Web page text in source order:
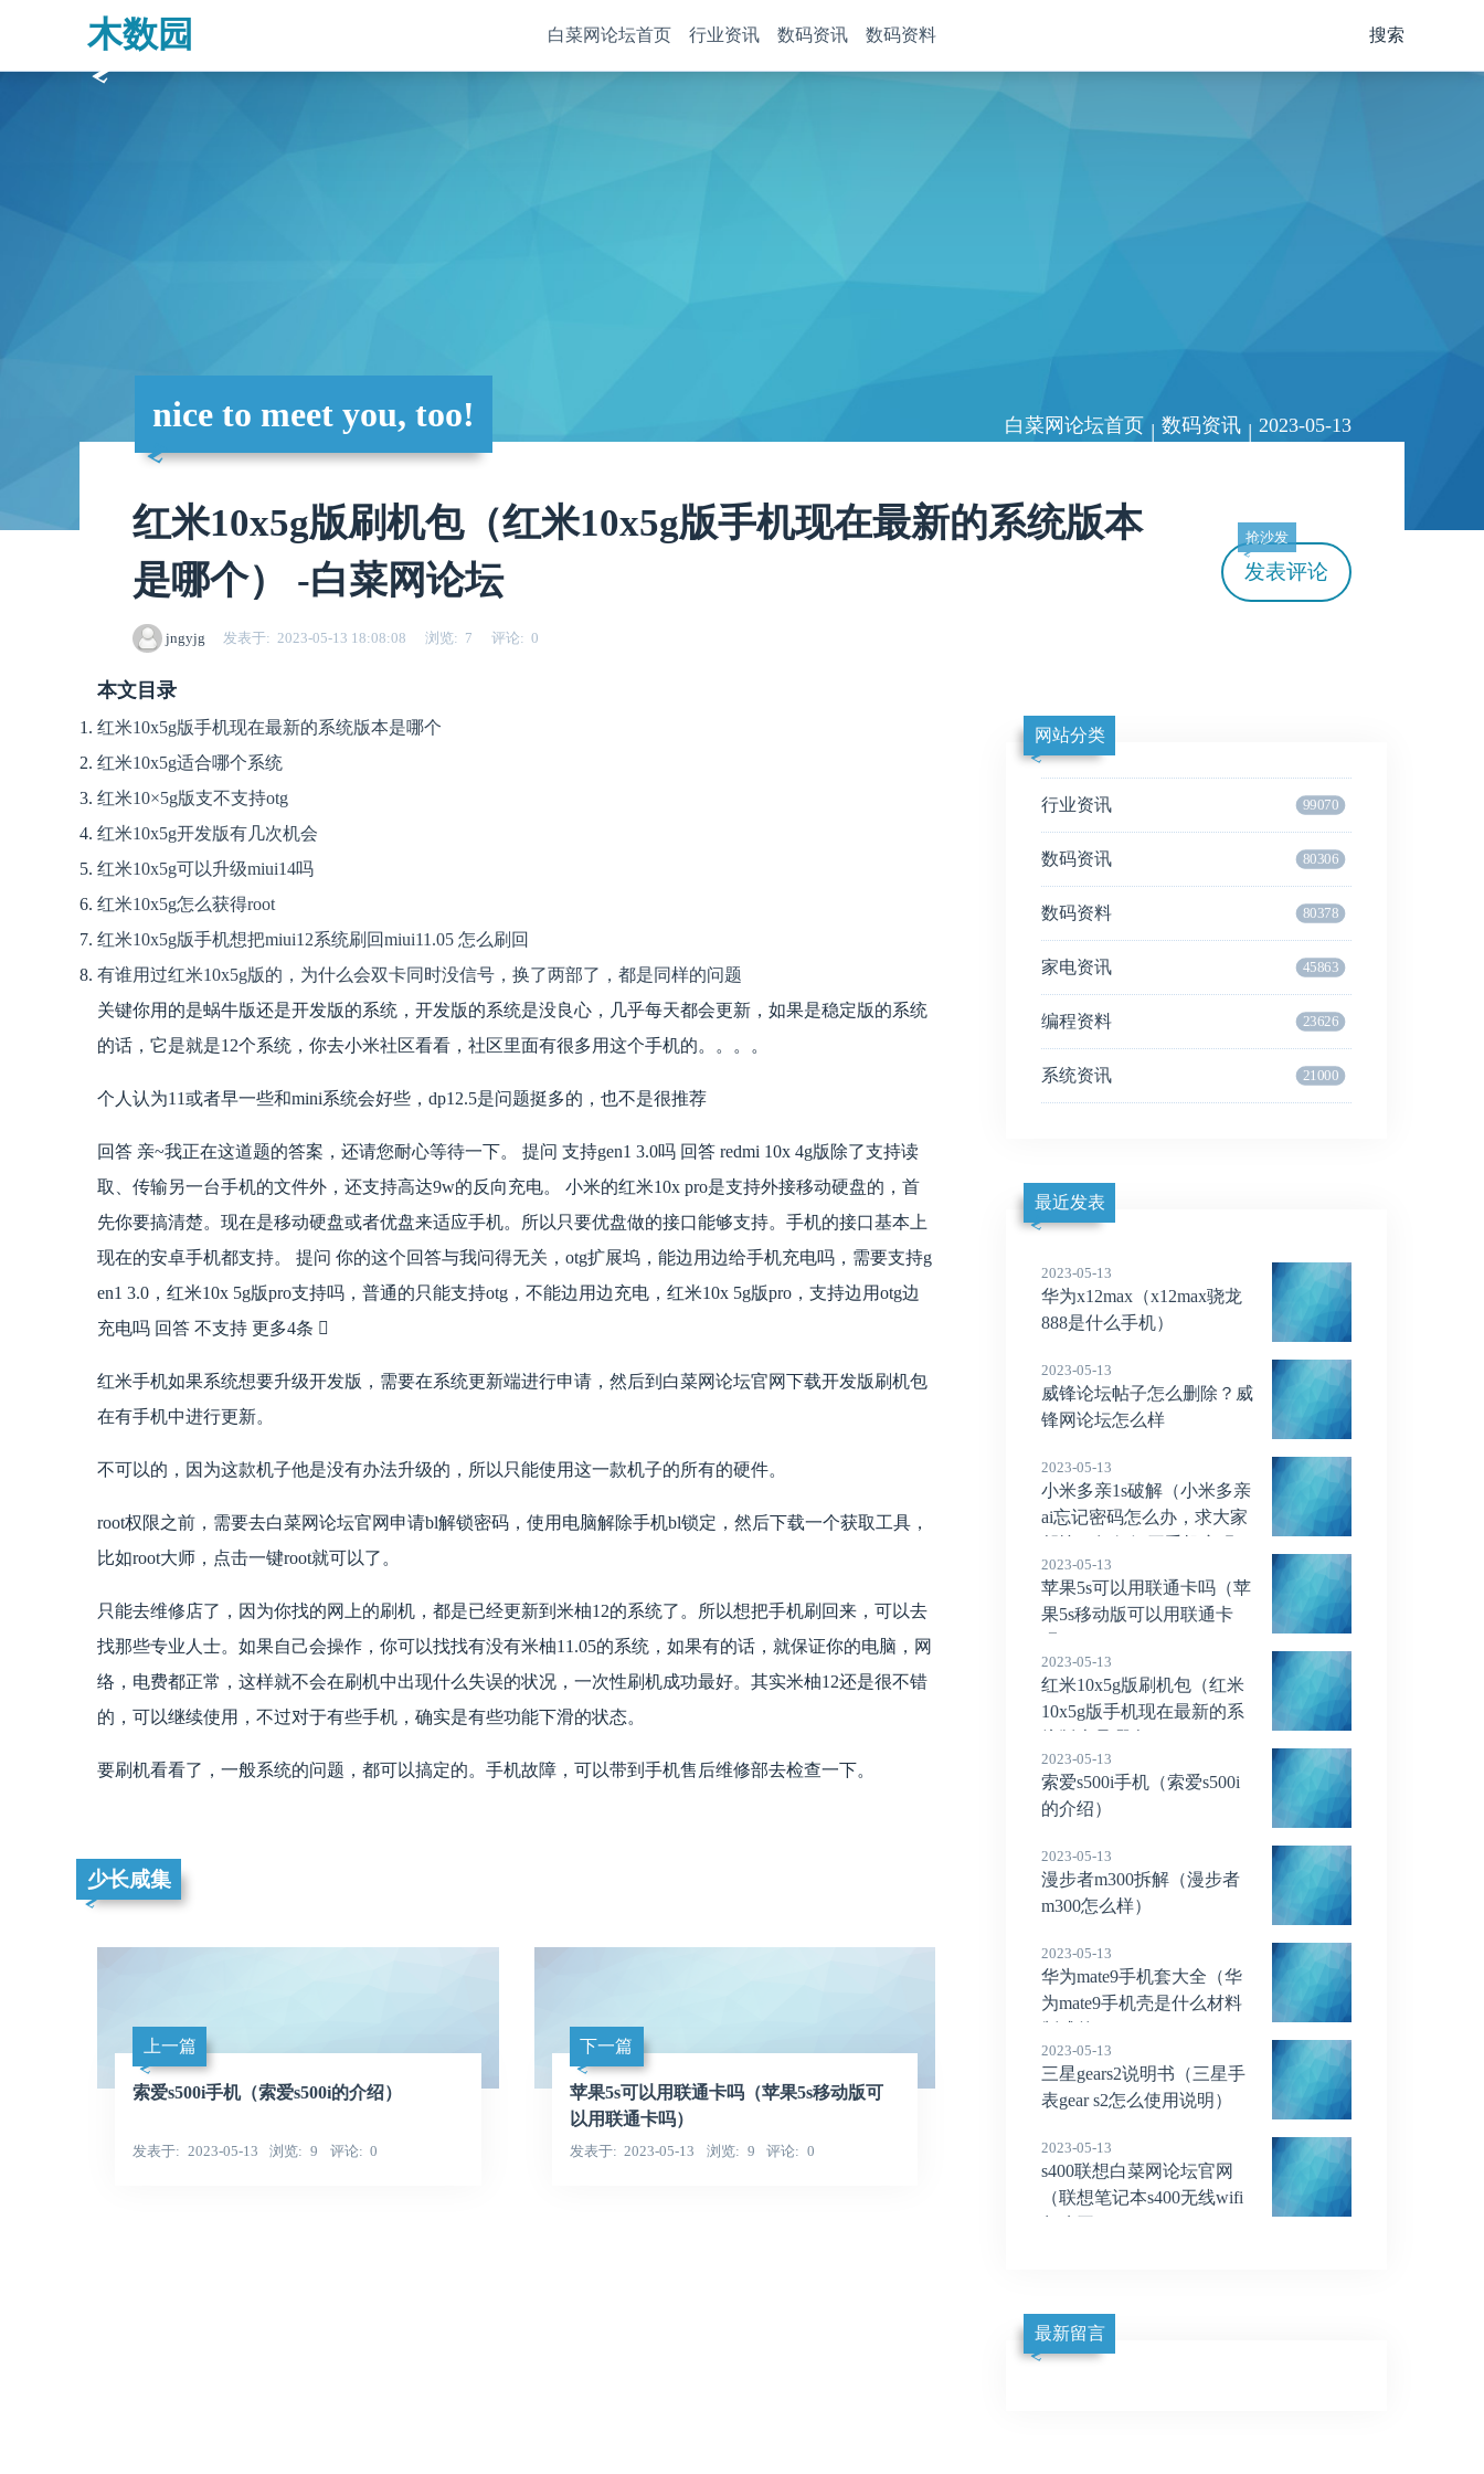
木数园 白菜网论坛首页 行业资讯 数码资讯 数码资料 搜索
nice to meet you, too! 白菜网论坛首页 | 数码资讯 | 2023-05-13
红米10x5g版刷机包（红米10x5g版手机现在最新的系统版本
是哪个） -白菜网论坛
jngyjg 发表于 2023-05-13 18:08:08 浏览 7 评论 0
抢沙发
发表评论
本文目录
红米10x5g版手机现在最新的系统版本是哪个
红米10x5g适合哪个系统
红米10×5g版支不支持otg
红米10x5g开发版有几次机会
红米10x5g可以升级miui14吗
红米10x5g怎么获得root
红米10x5g版手机想把miui12系统刷回miui11.05 怎么刷回
有谁用过红米10x5g版的，为什么会双卡同时没信号，换了两部了，都是同样的问题
关键你用的是蜗牛版还是开发版的系统，开发版的系统是没良心，几乎每天都会更新，如果是稳定版的系统
的话，它是就是12个系统，你去小米社区看看，社区里面有很多用这个手机的。。。。
个人认为11或者早一些和mini系统会好些，dp12.5是问题挺多的，也不是很推荐
回答 亲~我正在这道题的答案，还请您耐心等待一下。 提问 支持gen1 3.0吗 回答 redmi 10x 4g版除了支持读
取、传输另一台手机的文件外，还支持高达9w的反向充电。 小米的红米10x pro是支持外接移动硬盘的，首
先你要搞清楚。现在是移动硬盘或者优盘来适应手机。所以只要优盘做的接口能够支持。手机的接口基本上
现在的安卓手机都支持。 提问 你的这个回答与我问得无关，otg扩展坞，能边用边给手机充电吗，需要支持g
en1 3.0，红米10x 5g版pro支持吗，普通的只能支持otg，不能边用边充电，红米10x 5g版pro，支持边用otg边
充电吗 回答 不支持 更多4条 
红米手机如果系统想要升级开发版，需要在系统更新端进行申请，然后到白菜网论坛官网下载开发版刷机包
在有手机中进行更新。
不可以的，因为这款机子他是没有办法升级的，所以只能使用这一款机子的所有的硬件。
root权限之前，需要去白菜网论坛官网申请bl解锁密码，使用电脑解除手机bl锁定，然后下载一个获取工具，
比如root大师，点击一键root就可以了。
只能去维修店了，因为你找的网上的刷机，都是已经更新到米柚12的系统了。所以想把手机刷回来，可以去
找那些专业人士。如果自己会操作，你可以找找有没有米柚11.05的系统，如果有的话，就保证你的电脑，网
络，电费都正常，这样就不会在刷机中出现什么失误的状况，一次性刷机成功最好。其实米柚12还是很不错
的，可以继续使用，不过对于有些手机，确实是有些功能下滑的状态。
要刷机看看了，一般系统的问题，都可以搞定的。手机故障，可以带到手机售后维修部去检查一下。
少长咸集
上一篇
索爱s500i手机（索爱s500i的介绍）
发表于 2023-05-13 浏览 9 评论 0
下一篇
苹果5s可以用联通卡吗（苹果5s移动版可
以用联通卡吗）
发表于 2023-05-13 浏览 9 评论 0
网站分类
行业资讯 99070
数码资讯 80306
数码资料 80378
家电资讯 45863
编程资料 23626
系统资讯 21000
最近发表
2023-05-13
华为x12max（x12max骁龙
888是什么手机）
2023-05-13
威锋论坛帖子怎么删除？威
锋网论坛怎么样
2023-05-13
小米多亲1s破解（小米多亲
ai忘记密码怎么办，求大家
2023-05-13
苹果5s可以用联通卡吗（苹
果5s移动版可以用联通卡
2023-05-13
红米10x5g版刷机包（红米
10x5g版手机现在最新的系
2023-05-13
索爱s500i手机（索爱s500i
的介绍）
2023-05-13
漫步者m300拆解（漫步者
m300怎么样）
2023-05-13
华为mate9手机套大全（华
为mate9手机壳是什么材料
2023-05-13
三星gears2说明书（三星手
表gear s2怎么使用说明）
2023-05-13
s400联想白菜网论坛官网
（联想笔记本s400无线wifi
最新留言